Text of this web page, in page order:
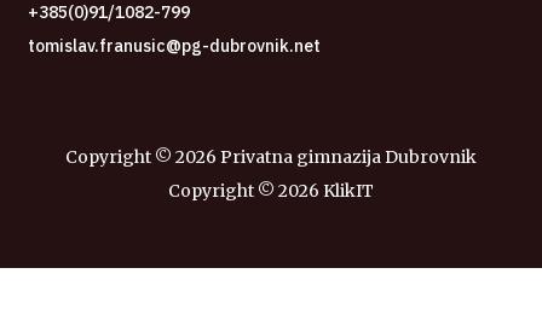
+385(0)91/1082-799
tomislav.franusic@pg-dubrovnik.net
Copyright © 2026 Privatna gimnazija Dubrovnik
Copyright © 2026 KlikIT